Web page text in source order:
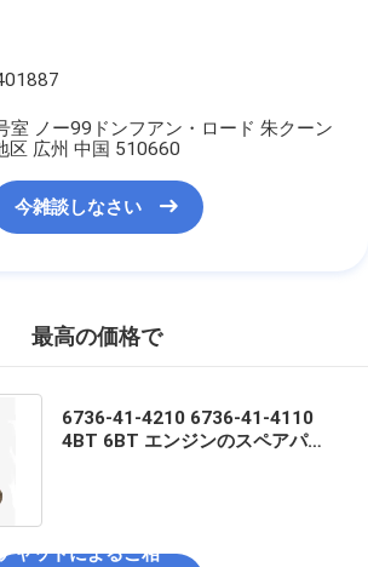
室 ノー99ドンフアン・ロード 朱クーン
区 広州 中国 510660
今雑談しなさい
最高の価格で
6736-41-4210 6736-41-4110
4BT 6BT エンジンのスペアパー
チャットによるご相